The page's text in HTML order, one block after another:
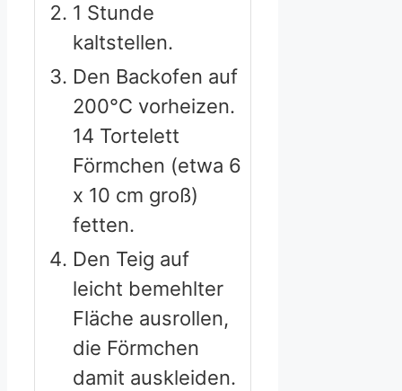
1 Stunde
kaltstellen.
Den Backofen auf
200°C vorheizen.
14 Tortelett
Förmchen (etwa 6
x 10 cm groß)
fetten.
Den Teig auf
leicht bemehlter
Fläche ausrollen,
die Förmchen
damit auskleiden.